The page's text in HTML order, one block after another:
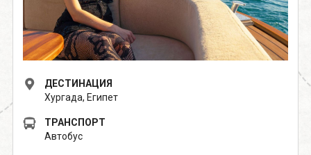
поверителност
0888 319166 Запитване
СВЪРЖИ СЕ С НАС
ДЕСТИНАЦИЯ
Хургада, Египет
ТРАНСПОРТ
Автобус